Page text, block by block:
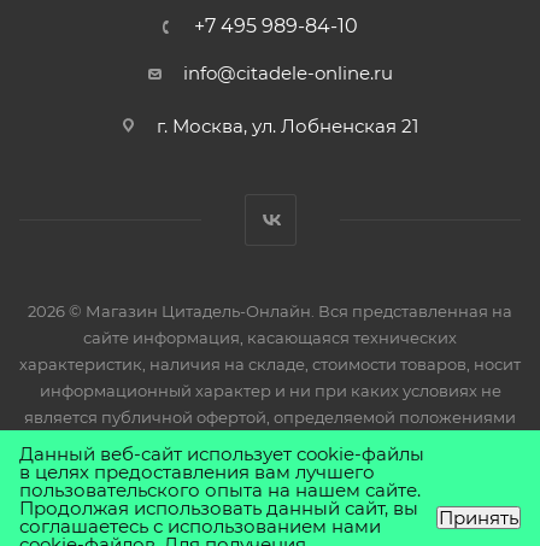
+7 495 989-84-10
info@citadele-online.ru
г. Москва, ул. Лобненская 21
2026 © Магазин Цитадель-Онлайн. Вся представленная на
сайте информация, касающаяся технических
характеристик, наличия на складе, стоимости товаров, носит
информационный характер и ни при каких условиях не
является публичной офертой, определяемой положениями
Статьи 437(2) Гражданского кодекса РФ.
Данный веб-сайт использует cookie-файлы
в целях предоставления вам лучшего
пользовательского опыта на нашем сайте.
Продолжая использовать данный сайт, вы
соглашаетесь с использованием нами Принять